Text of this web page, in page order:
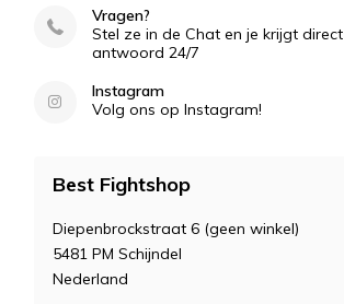
Vragen?
Stel ze in de Chat en je krijgt direct
antwoord 24/7
Instagram
Volg ons op Instagram!
Best Fightshop
Diepenbrockstraat 6 (geen winkel)
5481 PM Schijndel
Nederland